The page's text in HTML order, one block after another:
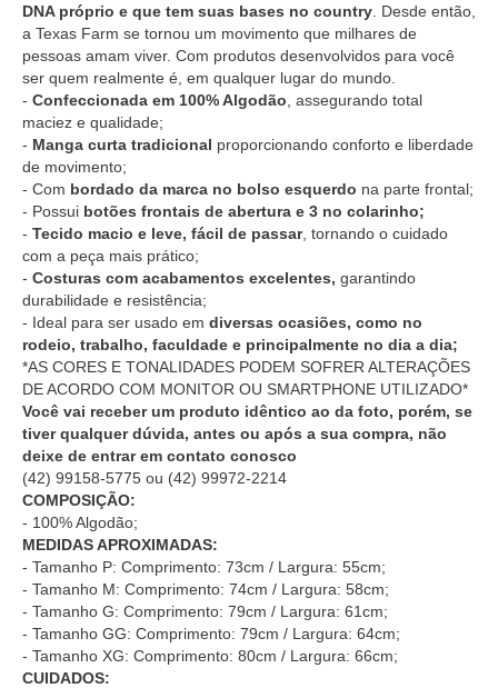
DNA próprio e que tem suas bases no country . Desde então,
a Texas Farm se tornou um movimento que milhares de
pessoas amam viver. Com produtos desenvolvidos para você
ser quem realmente é, em qualquer lugar do mundo.
- Confeccionada em 100% Algodão , assegurando total
maciez e qualidade;
- Manga curta tradicional proporcionando conforto e liberdade
de movimento;
- Com bordado da marca no bolso esquerdo na parte frontal;
- Possui botões frontais de abertura e 3 no colarinho;
- Tecido macio e leve, fácil de passar, tornando o cuidado
com a peça mais prático;
- Costuras com acabamentos excelentes, garantindo
durabilidade e resistência;
- Ideal para ser usado em diversas ocasiões, como no
rodeio, trabalho, faculdade e principalmente no dia a dia;
*AS CORES E TONALIDADES PODEM SOFRER ALTERAÇÕES
DE ACORDO COM MONITOR OU SMARTPHONE UTILIZADO*
Você vai receber um produto idêntico ao da foto, porém, se
tiver qualquer dúvida, antes ou após a sua compra, não
deixe de entrar em contato conosco
(42) 99158-5775 ou (42) 99972-2214
COMPOSIÇÃO:
- 100% Algodão;
MEDIDAS APROXIMADAS:
- Tamanho P: Comprimento: 73cm / Largura: 55cm;
- Tamanho M: Comprimento: 74cm / Largura: 58cm;
- Tamanho G: Comprimento: 79cm / Largura: 61cm;
- Tamanho GG: Comprimento: 79cm / Largura: 64cm;
- Tamanho XG: Comprimento: 80cm / Largura: 66cm;
CUIDADOS: